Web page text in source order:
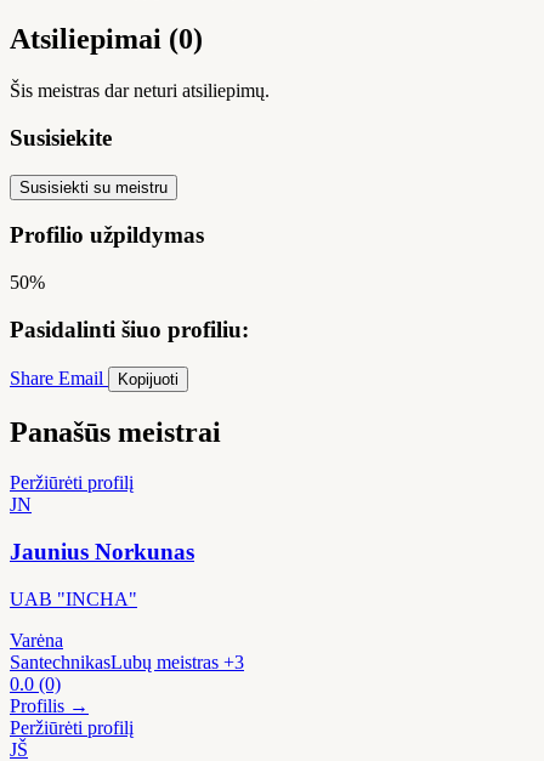
Atsiliepimai (0)
Šis meistras dar neturi atsiliepimų.
Susisiekite
Susisiekti su meistru
Profilio užpildymas
50%
Pasidalinti šiuo profiliu:
Share Email Kopijuoti
Panašūs meistrai
Peržiūrėti profilį
JN
Jaunius Norkunas
UAB "INCHA"
Varėna
SantechnikasLubų meistras +3
0.0 (0)
Profilis →
Peržiūrėti profilį
JŠ